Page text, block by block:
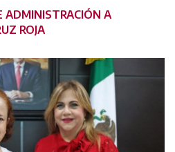
ADMINISTRACIÓN A
ROJA